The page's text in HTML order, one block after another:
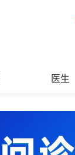
医生